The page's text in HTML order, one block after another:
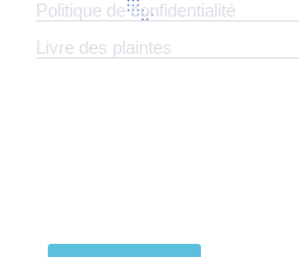
​Politique de confidentialité
Livre des plaintes